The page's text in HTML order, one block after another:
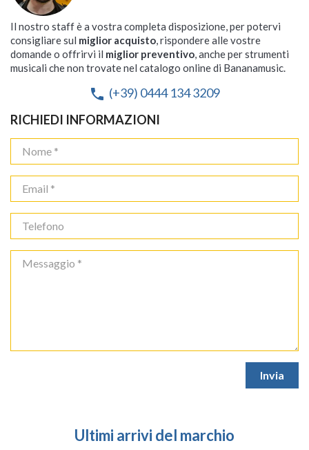
Il nostro staff è a vostra completa disposizione, per potervi
consigliare sul miglior acquisto, rispondere alle vostre
domande o offrirvi il miglior preventivo, anche per strumenti
musicali che non trovate nel catalogo online di Bananamusic.
phone (+39) 0444 134 3209
RICHIEDI INFORMAZIONI
Ultimi arrivi del marchio